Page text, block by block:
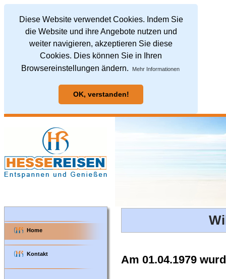
Diese Website verwendet Cookies. Indem Sie
die Website und ihre Angebote nutzen und
weiter navigieren, akzeptieren Sie diese
Cookies. Dies können Sie in Ihren
Browsereinstellungen ändern.
Mehr Informationen
OK, verstanden!
Home
Kontakt Am 01.04.1979